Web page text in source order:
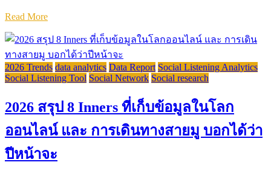
Read More
2026 Trends data analytics Data Report Social Listening Analytics
Social Listening Tool Social Network Social research
2026 สรุป 8 Inners ที่เก็บข้อมูลในโลก
ออนไลน์ และ การเดินทางสายมู บอกได้ว่า
ปีหน้าจะ